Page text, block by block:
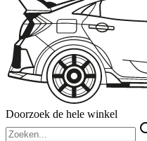
Doorzoek de hele winkel